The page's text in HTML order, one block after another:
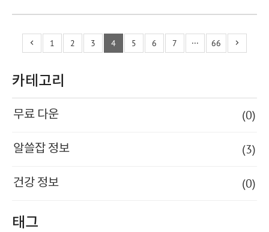
1 2 3 4 5 6 7 ··· 66
카테고리
무료 다운 (0)
알쓸잡 정보 (3)
건강 정보 (0)
태그